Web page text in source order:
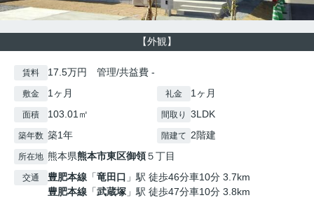
【外観】
賃料 17.5万円 管理/共益費 -
敷金 1ヶ月 礼金 1ヶ月
面積 103.01㎡ 間取り 3LDK
築年数 築1年 階建て 2階建
所在地 熊本県熊本市東区御領５丁目
交通 豊肥本線 「竜田口 」駅 徒歩46分車10分 3.7km
豊肥本線 「武蔵塚 」駅 徒歩47分車10分 3.8km